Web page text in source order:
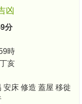
凶
分
時
亥
安床 修造 蓋屋 移徙